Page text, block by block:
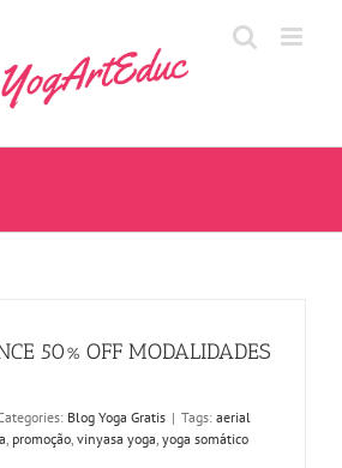
50% OFF MODALIDADES
Blog Yoga Gratis | Tags: aerial
, promoção, vinyasa yoga, yoga somático